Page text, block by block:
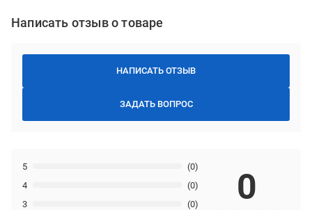
Написать отзыв о товаре
НАПИСАТЬ ОТЗЫВ
ЗАДАТЬ ВОПРОС
3 (0)
4 (0)
5 (0)
0